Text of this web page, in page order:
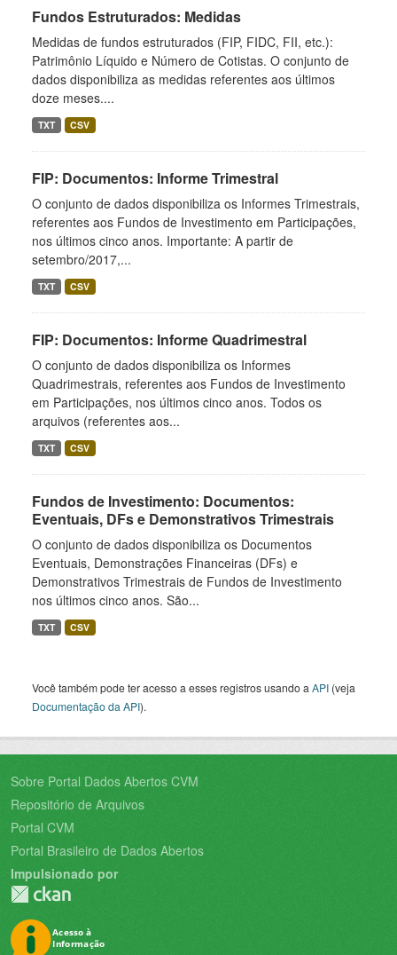
Fundos Estruturados: Medidas
Medidas de fundos estruturados (FIP, FIDC, FII, etc.):
Patrimônio Líquido e Número de Cotistas. O conjunto de
dados disponibiliza as medidas referentes aos últimos
doze meses....
TXT CSV
FIP: Documentos: Informe Trimestral
O conjunto de dados disponibiliza os Informes Trimestrais,
referentes aos Fundos de Investimento em Participações,
nos últimos cinco anos. Importante: A partir de
setembro/2017,...
TXT CSV
FIP: Documentos: Informe Quadrimestral
O conjunto de dados disponibiliza os Informes
Quadrimestrais, referentes aos Fundos de Investimento
em Participações, nos últimos cinco anos. Todos os
arquivos (referentes aos...
TXT CSV
Fundos de Investimento: Documentos:
Eventuais, DFs e Demonstrativos Trimestrais
O conjunto de dados disponibiliza os Documentos
Eventuais, Demonstrações Financeiras (DFs) e
Demonstrativos Trimestrais de Fundos de Investimento
nos últimos cinco anos. São...
TXT CSV
Você também pode ter acesso a esses registros usando a API (veja
Documentação da API).
Sobre Portal Dados Abertos CVM
Repositório de Arquivos
Portal CVM
Portal Brasileiro de Dados Abertos
Impulsionado por